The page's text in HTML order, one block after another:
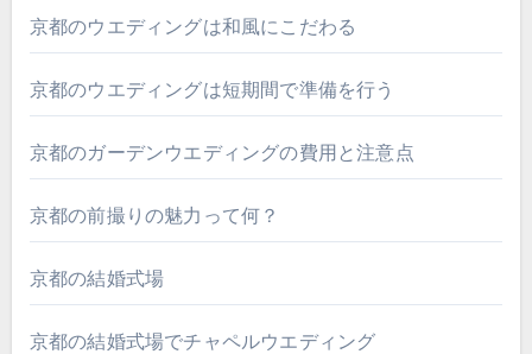
京都のウエディングは和風にこだわる
京都のウエディングは短期間で準備を行う
京都のガーデンウエディングの費用と注意点
京都の前撮りの魅力って何？
京都の結婚式場
京都の結婚式場でチャペルウエディング